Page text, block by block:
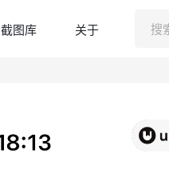
截图库 关于